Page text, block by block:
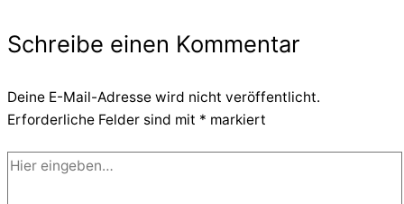
Schreibe einen Kommentar
Deine E-Mail-Adresse wird nicht veröffentlicht.
Erforderliche Felder sind mit * markiert
Hier